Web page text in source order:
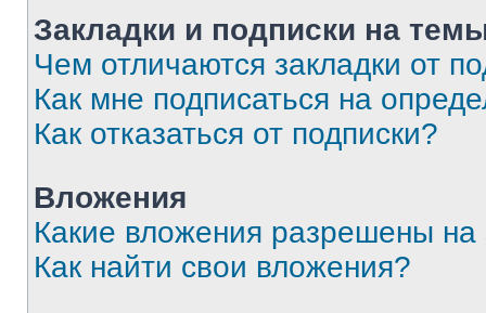
Закладки и подписки на
Чем отличаются закладки от
Как мне подписаться на
Как отказаться от подписки?
Вложения
Какие вложения разрешены
Как найти свои вложения?